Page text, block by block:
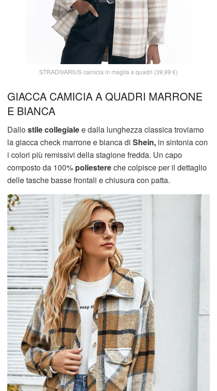
STRADIVARIUS camicia in maglia a quadri (39,99 €)
GIACCA CAMICIA A QUADRI MARRONE
E BIANCA
Dallostile collegialee dalla lunghezza classica troviamo
la giacca check marrone e bianca di Shein, in sintonia con
i colori più remissivi della stagione fredda. Un capo
composto da 100% poliestereche colpisce per il dettaglio
delle tasche basse frontali e chiusura con patta.